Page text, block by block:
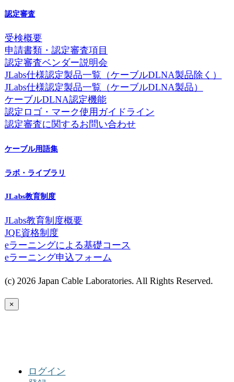
認定審査
受検概要
申請書類・認定審査項目
認定審査ベンダー説明会
JLabs仕様認定製品一覧（ケーブルDLNA製品除く）
JLabs仕様認定製品一覧（ケーブルDLNA製品）
ケーブルDLNA認定機能
認定ロゴ・マーク使用ガイドライン
認定審査に関するお問い合わせ
ケーブル用語集
ラボ・ライブラリ
JLabs教育制度
JLabs教育制度概要
JQE資格制度
eラーニングによる基礎コース
eラーニング申込フォーム
(c) 2026 Japan Cable Laboratories. All Rights Reserved.
×
ログイン